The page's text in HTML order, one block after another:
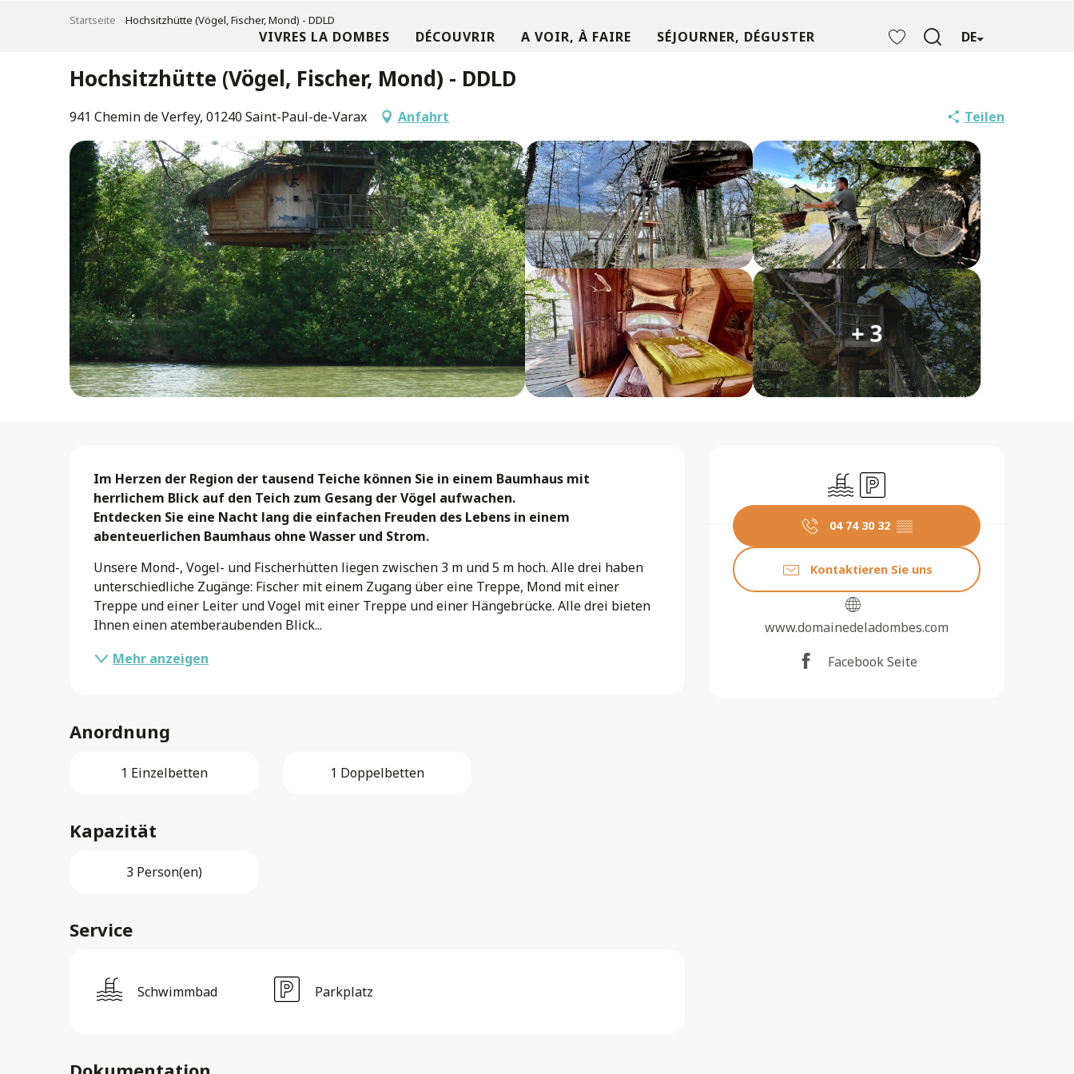
DE
VIVRES LA DOMBES DÉCOUVRIR A VOIR, À FAIRE SÉJOURNER, DÉGUSTER
Startseite Hochsitzhütte (Vögel, Fischer, Mond) - DDLD
Hochsitzhütte (Vögel, Fischer, Mond) - DDLD
941 Chemin de Verfey, 01240 Saint-Paul-de-Varax Anfahrt Teilen
+ 3
Öffnungszeiten &
Schwimmbad
Parkplatz
04 74 30 32 ▒▒
Kontaktieren Sie uns
www.domainedeladombes.com
Facebook Seite
Beschreibung
Im Herzen der Region der tausend Teiche können Sie in einem Baumhaus mit
herrlichem Blick auf den Teich zum Gesang der Vögel aufwachen.
Entdecken Sie eine Nacht lang die einfachen Freuden des Lebens in einem
abenteuerlichen Baumhaus ohne Wasser und Strom.
Unsere Mond-, Vogel- und Fischerhütten liegen zwischen 3 m und 5 m hoch. Alle drei haben
unterschiedliche Zugänge: Fischer mit einem Zugang über eine Treppe, Mond mit einer
Treppe und einer Leiter und Vogel mit einer Treppe und einer Hängebrücke. Alle drei bieten
Ihnen einen atemberaubenden Blick...
Mehr anzeigen
Anordnung
1 Einzelbetten 1 Doppelbetten
Kapazität
3 Person(en)
Service
Schwimmbad Parkplatz